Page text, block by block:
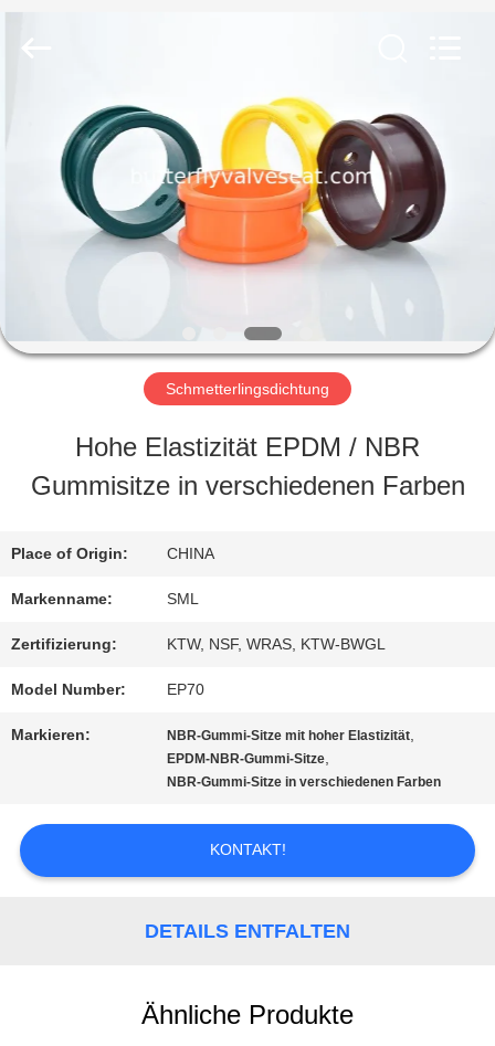
HAUS
PRODUKTE
SHOW
FABRIK-
AUSFLUG
TRETEN
MIT
UNS
Schmetterlingsdichtung
Hohe Elastizität EPDM / NBR
Gummisitze in verschiedenen Farben
Place of Origin: CHINA
Markenname: SML
Zertifizierung: KTW, NSF, WRAS, KTW-BWGL
Model Number: EP70
Markieren: NBR-Gummi-Sitze mit hoher Elastizität,
EPDM-NBR-Gummi-Sitze,
NBR-Gummi-Sitze in verschiedenen Farben
KONTAKT!
DETAILS ENTFALTEN
Ähnliche Produkte